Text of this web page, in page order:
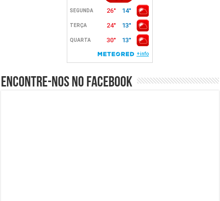
Encontre-nos no Facebook